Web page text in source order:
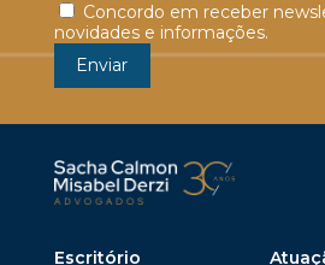
Concordo em receber
novidades e informações.
Escritório